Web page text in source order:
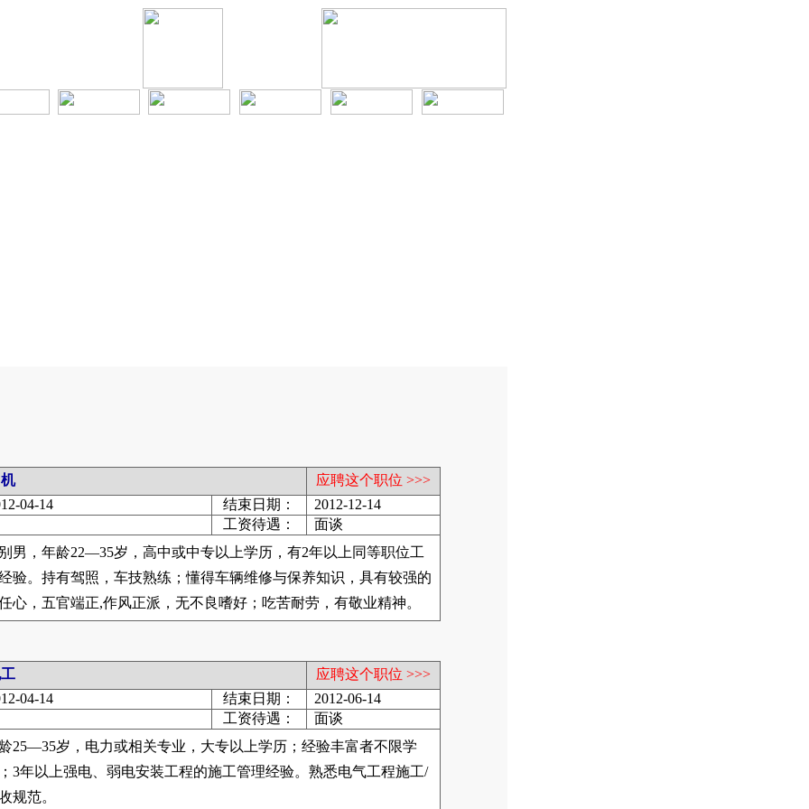
应聘这个职位 >>>
04-14
结束日期：
2012-12-14
工资待遇：
面谈
男，年龄22—35岁，高中或中专以上学历，有2年以上同等职位工
验。持有驾照，车技熟练；懂得车辆维修与保养知识，具有较强的
心，五官端正,作风正派，无不良嗜好；吃苦耐劳，有敬业精神。
应聘这个职位 >>>
04-14
结束日期：
2012-06-14
工资待遇：
面谈
25—35岁，电力或相关专业，大专以上学历；经验丰富者不限学
3年以上强电、弱电安装工程的施工管理经验。熟悉电气工程施工/
规范。